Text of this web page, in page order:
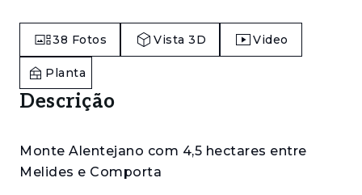
38 Fotos Vista 3D Video
Planta
Descrição
Monte Alentejano com 4,5 hectares entre
Melides e Comporta